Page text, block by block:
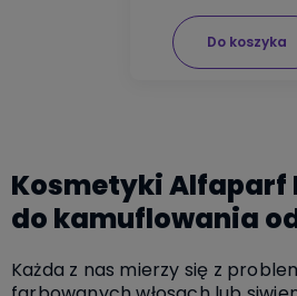
Do koszyka
Kosmetyki Alfaparf
do kamuflowania
Każda z nas mierzy się z